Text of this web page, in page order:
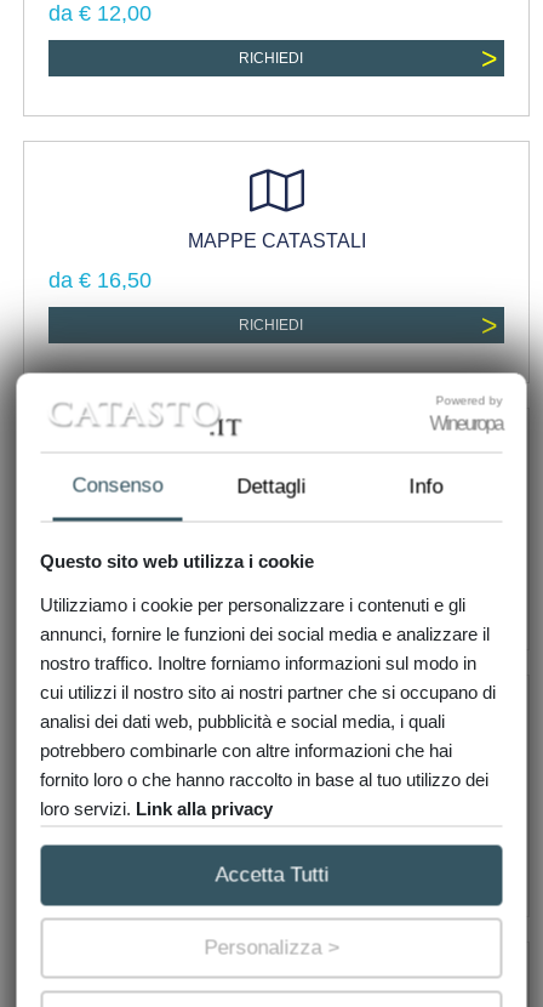
da € 12,00
RICHIEDI >
MAPPE CATASTALI
da € 16,50
RICHIEDI >
ISPEZIONE IPOTECARIA
da € 22,00
Powered by
Wineuropa
Consenso Dettagli Info
Questo sito web utilizza i cookie
Utilizziamo i cookie per personalizzare i contenuti e gli
annunci, fornire le funzioni dei social media e analizzare il
nostro traffico. Inoltre forniamo informazioni sul modo in
cui utilizzi il nostro sito ai nostri partner che si occupano di
analisi dei dati web, pubblicità e social media, i quali
potrebbero combinarle con altre informazioni che hai
fornito loro o che hanno raccolto in base al tuo utilizzo dei
loro servizi. Link alla privacy
Personalizza >
Accetta Tutti